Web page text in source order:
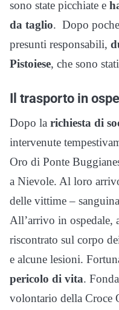
sono state picchiate e
da taglio. Dopo
presunti responsabili,
Pistoiese, che sono
Il trasporto in
Dopo la richiesta di
intervenute
Oro di Ponte
a Nievole. Al loro
delle vittime –
All’arrivo in ospedale,
riscontrato sul corpo
e alcune lesioni.
pericolo di vita.
volontario della Croce